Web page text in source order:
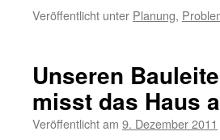
Veröffentlicht unter Planung,
Unseren
misst das Haus
Veröffentlicht am 9. Dezember 2011